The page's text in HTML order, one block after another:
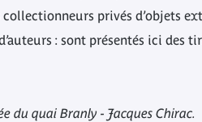
collectionneurs privés d’objets
: sont présentés ici des
du quai Branly - Jacques Chirac.